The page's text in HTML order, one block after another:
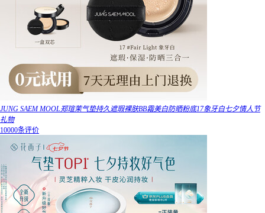
JUNG SAEM MOOL郑瑄茉气垫持久遮瑕裸肤BB霜美白防晒粉底17象牙白七夕情人节
礼物
10000条评价